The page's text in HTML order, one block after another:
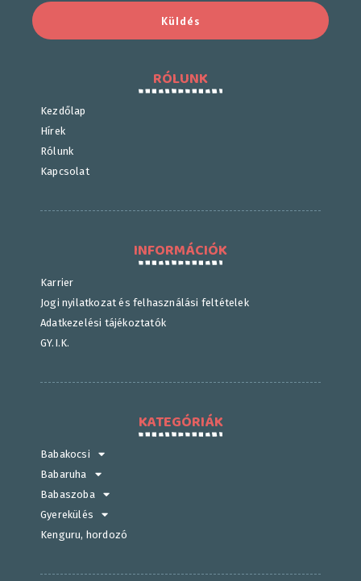
Küldés
RÓLUNK
Kezdőlap
Hírek
Rólunk
Kapcsolat
INFORMÁCIÓK
Karrier
Jogi nyilatkozat és felhasználási feltételek
Adatkezelési tájékoztatók
GY.I.K.
KATEGÓRIÁK
Babakocsi
Babaruha
Babaszoba
Gyerekülés
Kenguru, hordozó